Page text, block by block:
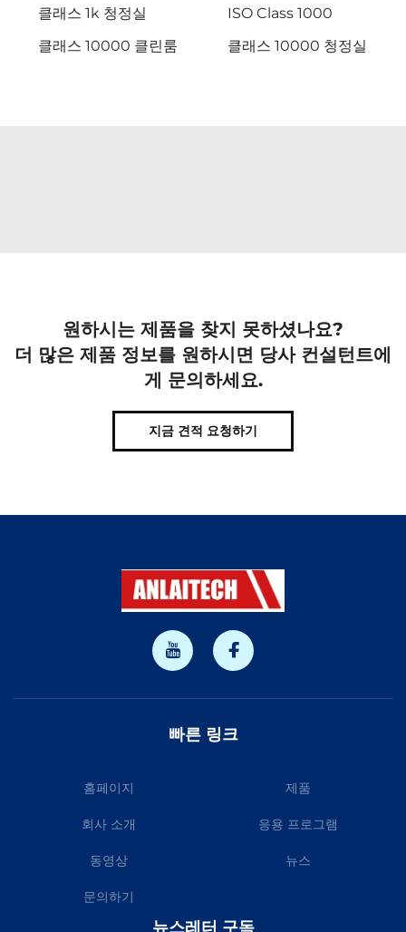
클래스 1k 청정실
ISO Class 1000
클래스 10000 클린룸
클래스 10000 청정실
원하시는 제품을 찾지 못하셨나요?
더 많은 제품 정보를 원하시면 당사 컨설턴트에
게 문의하세요.
지금 견적 요청하기
빠른 링크
홈페이지 제품
회사 소개 응용 프로그램
동영상 뉴스
문의하기
뉴스레터 구독